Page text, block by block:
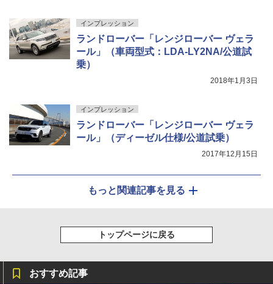
インプレッション
ランドローバー「レンジローバー ヴェラ
ール」（車両型式：LDA-LY2NA/公道試
乗）
2018年1月3日
インプレッション
ランドローバー「レンジローバー ヴェラ
ール」（ディーゼル仕様/公道試乗）
2017年12月15日
もっと関連記事を見る
トップページに戻る
おすすめ記事